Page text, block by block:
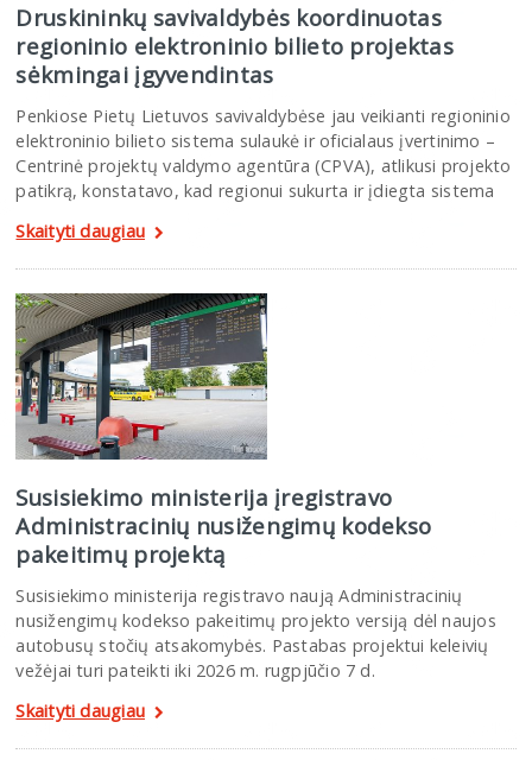
Druskininkų savivaldybės koordinuotas
regioninio elektroninio bilieto projektas
sėkmingai įgyvendintas
Penkiose Pietų Lietuvos savivaldybėse jau veikianti regioninio
elektroninio bilieto sistema sulaukė ir oficialaus įvertinimo –
Centrinė projektų valdymo agentūra (CPVA), atlikusi projekto
patikrą, konstatavo, kad regionui sukurta ir įdiegta sistema
Skaityti daugiau
Susisiekimo ministerija įregistravo
Administracinių nusižengimų kodekso
pakeitimų projektą
Susisiekimo ministerija registravo naują Administracinių
nusižengimų kodekso pakeitimų projekto versiją dėl naujos
autobusų stočių atsakomybės. Pastabas projektui keleivių
vežėjai turi pateikti iki 2026 m. rugpjūčio 7 d.
Skaityti daugiau